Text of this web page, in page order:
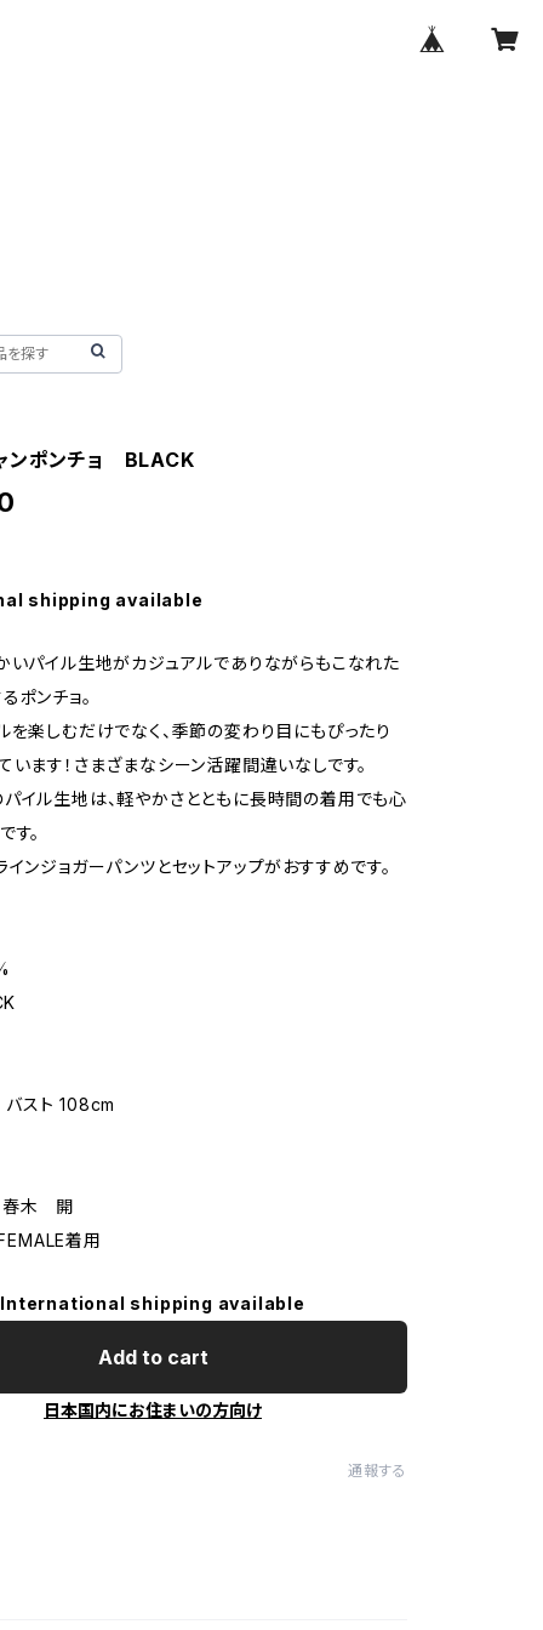
ンポンチョ BLACK
shipping available
いパイル生地がカジュアルでありながらもこなれた
ポンチョ。
を楽しむだけでなく、季節の変わり目にもぴったり
います！さまざまなシーン活躍間違いなしです。
イル生地は、軽やかさとともに長時間の着用でも心
す。
インジョガーパンツとセットアップがおすすめです。
スト 108cm
春木 開
着用
International shipping available
Add to cart
日本国内にお住まいの方向け
通報する